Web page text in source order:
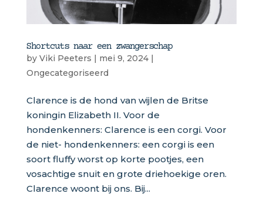
Shortcuts naar een zwangerschap
by Viki Peeters | mei 9, 2024|
Ongecategoriseerd
Clarence is de hond van wijlen de Britse
koningin Elizabeth II. Voor de
hondenkenners: Clarence is een corgi. Voor
de niet- hondenkenners: een corgi is een
soort fluffy worst op korte pootjes, een
vosachtige snuit en grote driehoekige oren.
Clarence woont bij ons. Bij...